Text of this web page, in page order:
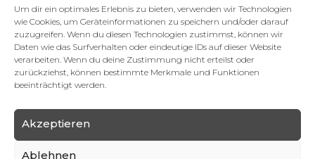
Um dir ein optimales Erlebnis zu bieten, verwenden wir Technologien
wie Cookies, um Geräteinformationen zu speichern und/oder darauf
zuzugreifen. Wenn du diesen Technologien zustimmst, können wir
Daten wie das Surfverhalten oder eindeutige IDs auf dieser Website
verarbeiten. Wenn du deine Zustimmung nicht erteilst oder
zurückziehst, können bestimmte Merkmale und Funktionen
beeinträchtigt werden.
Akzeptieren
Ablehnen